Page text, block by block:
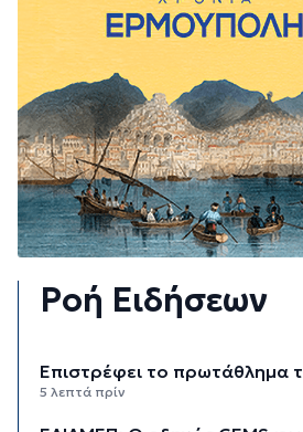
Ροή Ειδήσεων
Επιστρέφει το πρωτάθλημα
5 λεπτά πρίν